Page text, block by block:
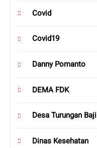
Covid
Covid19
Danny Pomanto
DEMA FDK
Desa Turungan Baji
Dinas Kesehatan